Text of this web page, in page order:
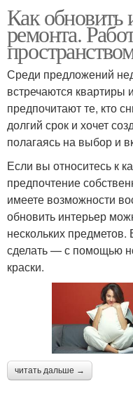
Как обновить
ремонта.
Среди предложений
встречаются квартиры
предпочитают те, кто
долгий срок и хочет
полагаясь на выбор и
Если вы относитесь к
предпочтение
имеете возможности
обновить интерьер
нескольких
сделать — с помощью
краски.
читать дальше →